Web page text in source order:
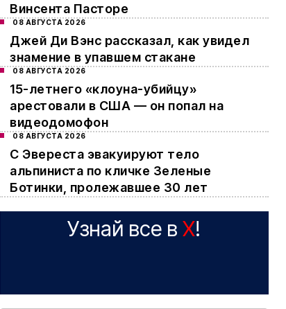
Винсента Пасторе
08 АВГУСТА 2026
Джей Ди Вэнс рассказал, как увидел
знамение в упавшем стакане
08 АВГУСТА 2026
15-летнего «клоуна-убийцу»
арестовали в США — он попал на
видеодомофон
08 АВГУСТА 2026
С Эвереста эвакуируют тело
альпиниста по кличке Зеленые
Ботинки, пролежавшее 30 лет
Узнай все в X!